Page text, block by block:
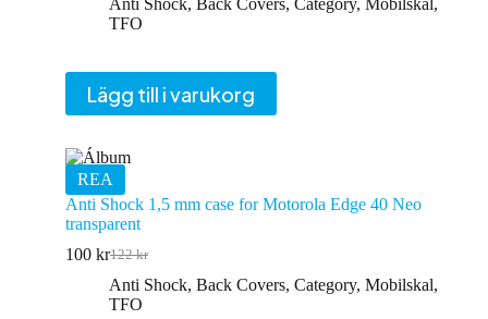
priset
priset
Anti Shock, Back Covers, Category, Mobilskal,
TFO
Lägg till i varukorg
REA
Anti Shock 1,5 mm case for Motorola Edge 40 Neo
transparent
122kr
Det
ursprungliga
priset
100 krDet
nuvarande
priset
Anti Shock, Back Covers, Category, Mobilskal,
TFO